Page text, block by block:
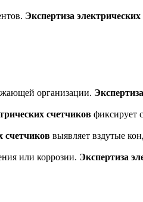
Экспертиза
организации.
счетчиков фиксирует
счетчиков выявляет вздутые
или коррозии. Экспертиза